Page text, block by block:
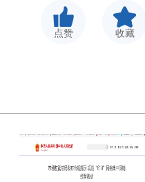
点赞 收藏